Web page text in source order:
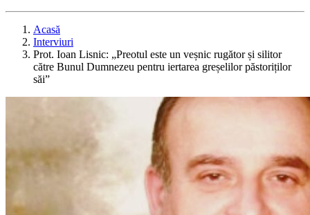
Acasă
Interviuri
Prot. Ioan Lisnic: „Preotul este un veșnic rugător și silitor
către Bunul Dumnezeu pentru iertarea greșelilor păstoriților
săi”